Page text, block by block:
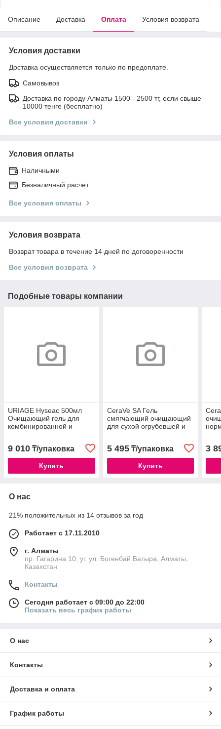
Описание Доставка Оплата Условия возврата
Условия доставки
Доставка осуществляется только по предоплате.
Самовывоз
Доставка по городу Алматы 1500 - 2500 тг, если свыше
10000 тенге (бесплатно)
Все условия доставки
Условия оплаты
Наличными
Безналичный расчет
Все условия оплаты
Условия возврата
Возврат товара в течение 14 дней по договоренности
Все условия возврата
Подобные товары компании
URIAGE Hyseac 500мл
Очищающий гель для
комбинированной и
9 010 ₸/упаковка
Купить
CeraVe SA Гель
смягчающий очищающий
для сухой огрубевшей и
5 495₸/упаковка
Купить
3
О нас
21% положительных из 14 отзывов за год
Работает с 17.11.2010
г. Алматы
пр. Гагарина 10, уг. ул. Богенбай Батыра, Алматы,
Казахстан
Контакты
Сегодня работает с 09:00 до 22:00
Показать весь график работы
О нас
Контакты
Доставка и оплата
График работы